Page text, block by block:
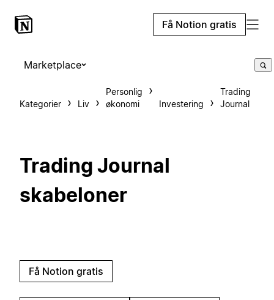
Få Notion gratis
Marketplace
Kategorier Liv
Personlig
økonomi
Investering
Trading
Journal
Trading Journal
skabeloner
Få Notion gratis